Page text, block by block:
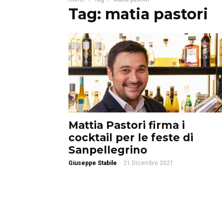
Tag: matia pastori
Mattia Pastori firma i
cocktail per le feste di
Sanpellegrino
Giuseppe Stabile - 21 Dicembre 2021